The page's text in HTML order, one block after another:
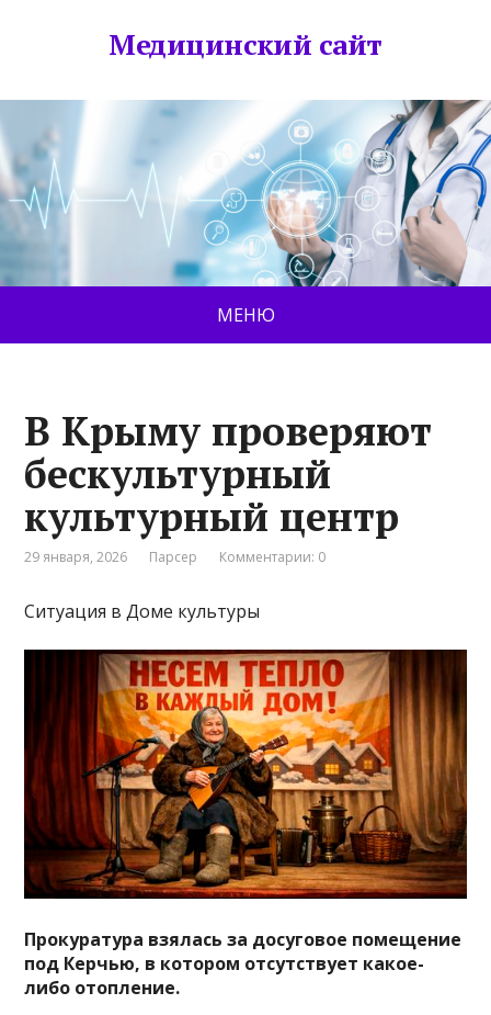
Медицинский сайт
МЕНЮ
В Крыму проверяют
бескультурный
культурный центр
29 января, 2026 Парсер Комментарии: 0
Ситуация в Доме культуры
Прокуратура взялась за досуговое помещение
под Керчью, в котором отсутствует какое-
либо отопление.